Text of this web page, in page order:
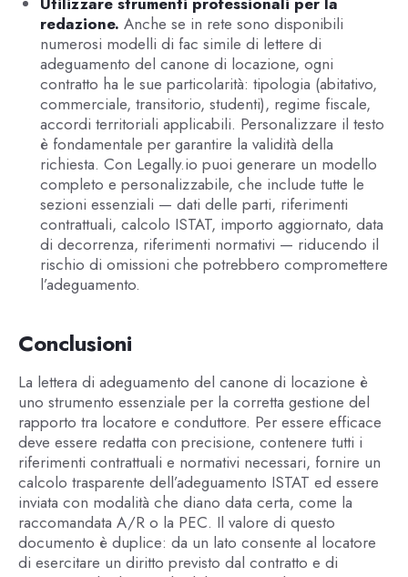
redazione. Anche se in rete sono disponibili
numerosi modelli di fac simile di lettere di
adeguamento del canone di locazione, ogni
contratto ha le sue particolarità: tipologia (abitativo,
commerciale, transitorio, studenti), regime fiscale,
accordi territoriali applicabili. Personalizzare il testo
è fondamentale per garantire la validità della
richiesta. Con Legally.io puoi generare un modello
completo e personalizzabile, che include tutte le
sezioni essenziali — dati delle parti, riferimenti
contrattuali, calcolo ISTAT, importo aggiornato, data
di decorrenza, riferimenti normativi — riducendo il
rischio di omissioni che potrebbero compromettere
l’adeguamento.
Conclusioni
La lettera di adeguamento del canone di locazione è
uno strumento essenziale per la corretta gestione del
rapporto tra locatore e conduttore. Per essere efficace
deve essere redatta con precisione, contenere tutti i
riferimenti contrattuali e normativi necessari, fornire un
calcolo trasparente dell’adeguamento ISTAT ed essere
inviata con modalità che diano data certa, come la
raccomandata A/R o la PEC. Il valore di questo
documento è duplice: da un lato consente al locatore
di esercitare un diritto previsto dal contratto e di